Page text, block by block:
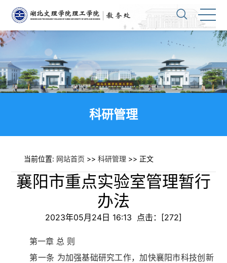
科研管理
当前位置: 网站首页 >>科研管理 >> 正文
襄阳市重点实验室管理暂行
办法
2023年05月24日 16:13 点击：[272]
第一章 总 则
第一条 为加强基础研究工作，加快襄阳市科技创新